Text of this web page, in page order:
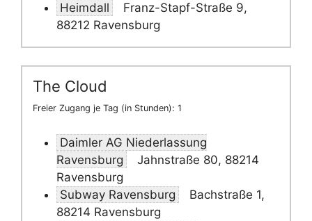
Heimdall
Franz-Stapf-Straße 9,
88212 Ravensburg
The Cloud
Freier Zugang je Tag (in Stunden): 1
Daimler AG Niederlassung
Ravensburg
Jahnstraße 80, 88214
Ravensburg
Subway Ravensburg
Bachstraße 1,
88214 Ravensburg